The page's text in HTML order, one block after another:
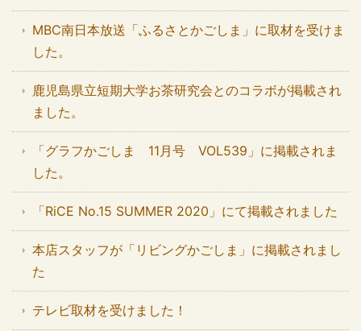
MBC南日本放送「ふるさとかごしま」に取材を受けま
した。
鹿児島県立短期大学お茶研究会とのコラボが掲載され
ました。
「グラフかごしま 11月号 VOL539」に掲載されま
した。
「RiCE No.15 SUMMER 2020」にて掲載されました
本店スタッフが「リビングかごしま」に掲載されまし
た
テレビ取材を受けました！